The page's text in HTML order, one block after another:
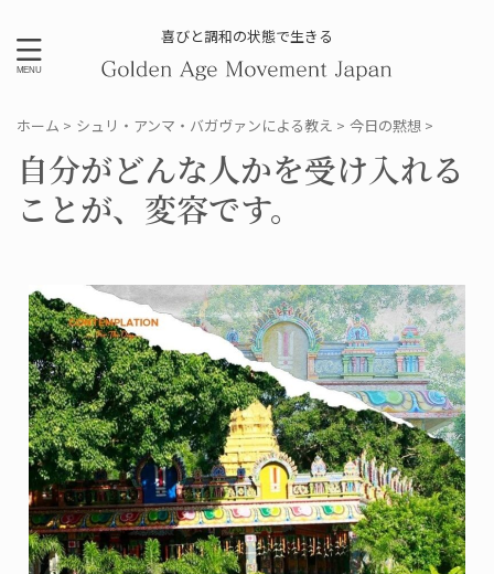
喜びと調和の状態で生きる
ホーム > シュリ・アンマ・バガヴァンによる教え > 今日の黙想 >
自分がどんな人かを受け入れる
ことが、変容です。